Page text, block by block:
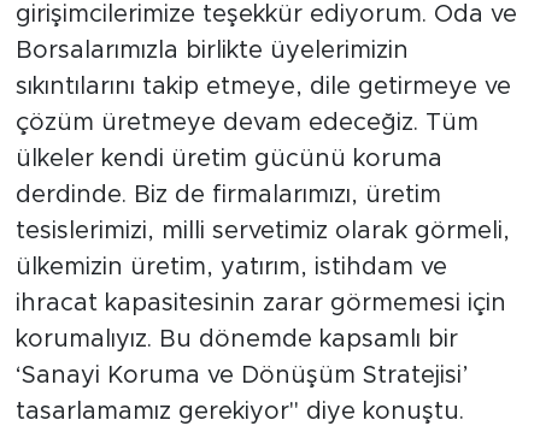
girişimcilerimize teşekkür ediyorum. Oda ve
Borsalarımızla birlikte üyelerimizin
sıkıntılarını takip etmeye, dile getirmeye ve
çözüm üretmeye devam edeceğiz. Tüm
ülkeler kendi üretim gücünü koruma
derdinde. Biz de firmalarımızı, üretim
tesislerimizi, milli servetimiz olarak görmeli,
ülkemizin üretim, yatırım, istihdam ve
ihracat kapasitesinin zarar görmemesi için
korumalıyız. Bu dönemde kapsamlı bir
‘Sanayi Koruma ve Dönüşüm Stratejisi’
tasarlamamız gerekiyor" diye konuştu.